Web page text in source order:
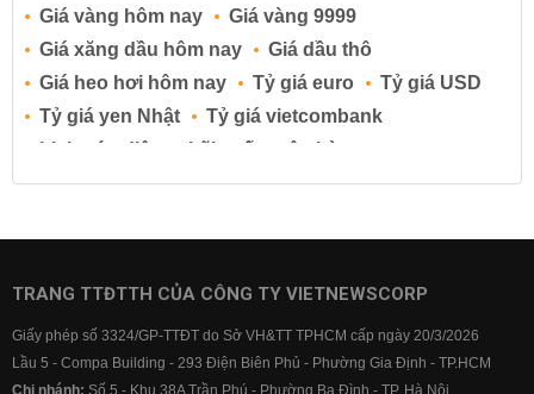
Giá vàng hôm nay
Giá vàng 9999
Giá xăng dầu hôm nay
Giá dầu thô
Giá heo hơi hôm nay
Tỷ giá euro
Tỷ giá USD
Tỷ giá yen Nhật
Tỷ giá vietcombank
Lịch cúp điện
Lãi suất ngân hàng
Lãi suất tiết kiệm
Lãi suất tiền gửi
Lãi suất ngân hàng BIDV
Lãi suất ngân hàng Vietcombank
TRANG TTĐTTH CỦA CÔNG TY VIETNEWSCORP
Giấy phép số 3324/GP-TTĐT do Sở VH&TT TPHCM cấp ngày 20/3/2026
Lầu 5 - Compa Building - 293 Điện Biên Phủ - Phường Gia Định - TP.HCM